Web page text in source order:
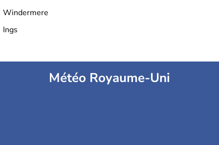
Windermere
Ings
Météo Royaume-Uni